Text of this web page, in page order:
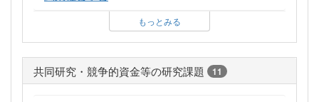
もっとみる
共同研究・競争的資金等の研究課題 11